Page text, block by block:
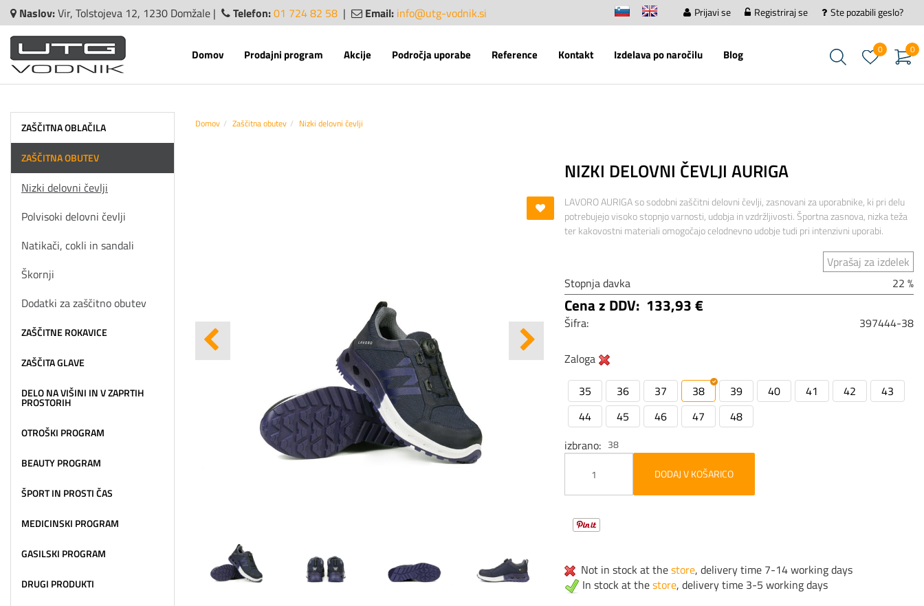
Naslov:Vir, Tolstojeva 12, 1230 Domžale | Telefon:01 724 82 58 | Email: info@utg-vodnik.si Prijavi se Registriraj se Ste pozabili geslo?
Domov Prodajni program Akcije Področja uporabe Reference Kontakt Izdelava po naročilu Blog 0
0
ZAŠČITNA OBLAČILA
ZAŠČITNA OBUTEV
Nizki delovni čevlji
Polvisoki delovni čevlji
Natikači, cokli in sandali
Škornji
Dodatki za zaščitno obutev
ZAŠČITNE ROKAVICE
ZAŠČITA GLAVE
DELO NA VIŠINI IN V ZAPRTIH
PROSTORIH
OTROŠKI PROGRAM
BEAUTY PROGRAM
ŠPORT IN PROSTI ČAS
MEDICINSKI PROGRAM
GASILSKI PROGRAM
DRUGI PRODUKTI
Domov Zaščitna obutev Nizki delovni čevlji
NIZKI DELOVNI ČEVLJI AURIGA
LAVORO AURIGA so sodobni zaščitni delovni čevlji, zasnovani za uporabnike, ki pri delu
potrebujejo visoko stopnjo varnosti, udobja in vzdržljivosti. Športna zasnova, nizka teža
ter kakovostni materiali omogočajo celodnevno udobje tudi pri intenzivni uporabi.
Vprašaj za izdelek
Stopnja davka
22 %
Cena z DDV: 133,93 €
Šifra: 397444-38
Zaloga
35
36 37 38 39 40 41 42
43
44
45 46 47
48
izbrano
38
DODAJ V KOŠARICO
Not in stock at thestore, delivery time 7-14 working days
In stock at thestore, delivery time 3-5 working days